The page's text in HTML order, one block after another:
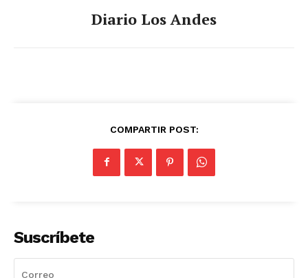
Diario Los Andes
COMPARTIR POST:
Suscríbete